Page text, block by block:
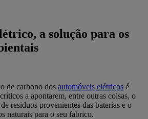
a solução para os
de carbono dos automóveis elétricos é
a apontarem, entre outras coisas, o
resíduos provenientes das baterias e o
naturais para o seu fabrico.